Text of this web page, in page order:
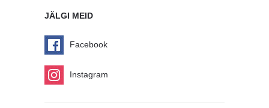
JÄLGI MEID
Facebook
Instagram